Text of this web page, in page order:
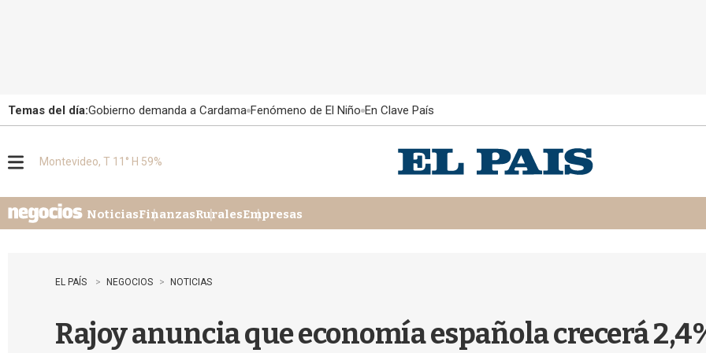
Temas del día:Gobierno demanda a Cardama Fenómeno de El Niño En Clave País
u
Montevideo, T 11° H 59%
NoticiasFinanzasRuralesEmpresas
EL PAÍS NEGOCIOS NOTICIAS
Rajoy anuncia que economía española crecerá